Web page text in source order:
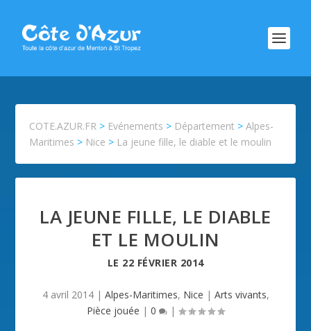
COTE.AZUR.FR > Evénements > Département >Alpes-
Maritimes > Nice > La jeune fille, le diable et le moulin
LA JEUNE FILLE, LE DIABLE
ET LE MOULIN
LE 22 FÉVRIER 2014
4 avril 2014| Alpes-Maritimes, Nice | Arts vivants,
Pièce jouée | 0 |